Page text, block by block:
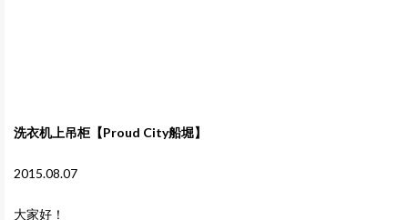
洗衣机上吊柜【Proud City船堀】
2015.08.07
大家好！